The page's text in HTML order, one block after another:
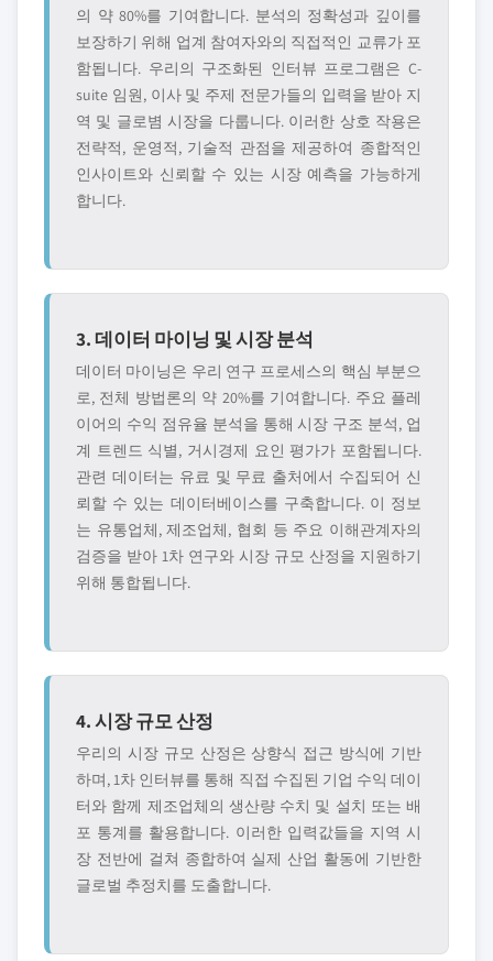
의 약 80%를 기여합니다. 분석의 정확성과 깊이를
보장하기 위해 업계 참여자와의 직접적인 교류가 포
함됩니다. 우리의 구조화된 인터뷰 프로그램은 C-
suite 임원, 이사 및 주제 전문가들의 입력을 받아 지
역 및 글로볌 시장을 다룹니다. 이러한 상호 작용은
전략적, 운영적, 기술적 관점을 제공하여 종합적인
인사이트와 신뢰할 수 있는 시장 예측을 가능하게
합니다.
3. 데이터 마이닝 및 시장 분석
데이터 마이닝은 우리 연구 프로세스의 핵심 부분으
로, 전체 방법론의 약 20%를 기여합니다. 주요 플레
이어의 수익 점유율 분석을 통해 시장 구조 분석, 업
계 트렌드 식별, 거시경제 요인 평가가 포함됩니다.
관련 데이터는 유료 및 무료 출처에서 수집되어 신
뢰할 수 있는 데이터베이스를 구축합니다. 이 정보
는 유통업체, 제조업체, 협회 등 주요 이해관계자의
검증을 받아 1차 연구와 시장 규모 산정을 지원하기
위해 통합됩니다.
4. 시장 규모 산정
우리의 시장 규모 산정은 상향식 접근 방식에 기반
하며, 1차 인터뷰를 통해 직접 수집된 기업 수익 데이
터와 함께 제조업체의 생산량 수치 및 설치 또는 배
포 통계를 활용합니다. 이러한 입력값들을 지역 시
장 전반에 걸쳐 종합하여 실제 산업 활동에 기반한
글로벌 추정치를 도출합니다.